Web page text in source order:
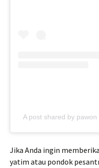
A post shared by
Jika Anda ingin
yatim atau pondok